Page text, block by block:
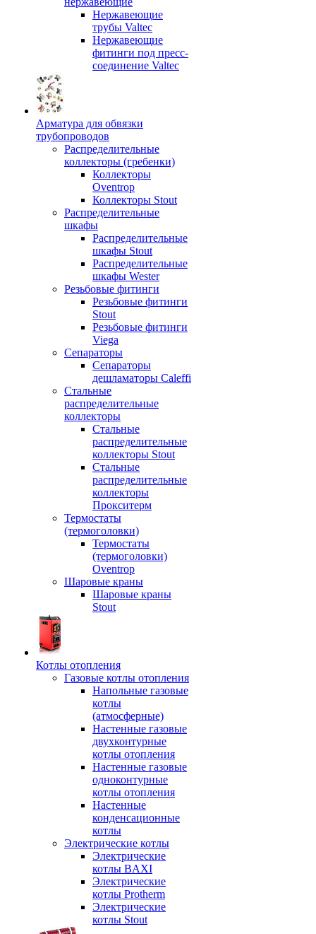
Нержавеющие
трубы Valtec
Нержавеющие
фитинги под пресс-
соединение Valtec
Арматура для обвязки
трубопроводов
Распределительные
коллекторы (гребенки)
Коллекторы
Oventrop
Коллекторы Stout
Распределительные
шкафы
Распределительные
шкафы Stout
Распределительные
шкафы Wester
Резьбовые фитинги
Резьбовые фитинги
Stout
Резьбовые фитинги
Viega
Сепараторы
Сепараторы
дешламаторы Caleffi
Стальные
распределительные
коллекторы
Стальные
распределительные
коллекторы Stout
Стальные
распределительные
коллекторы
Прокситерм
Термостаты
(термоголовки)
Термостаты
(термоголовки)
Oventrop
Шаровые краны
Шаровые краны
Stout
Котлы отопления
Газовые котлы отопления
Напольные газовые
котлы
(атмосферные)
Настенные газовые
двухконтурные
котлы отопления
Настенные газовые
одноконтурные
котлы отопления
Настенные
конденсационные
котлы
Электрические котлы
Электрические
котлы BAXI
Электрические
котлы Protherm
Электрические
котлы Stout